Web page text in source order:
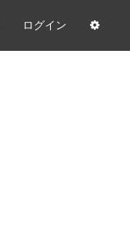
ログイン